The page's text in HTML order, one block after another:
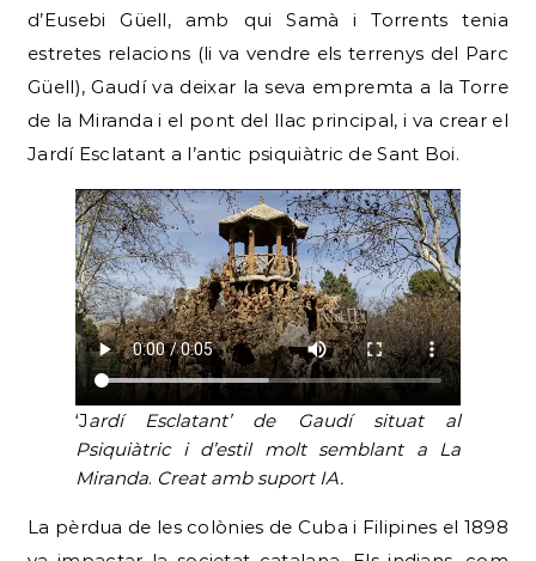
d’Eusebi Güell, amb qui Samà i Torrents tenia
estretes relacions (li va vendre els terrenys del Parc
Güell), Gaudí va deixar la seva empremta a la Torre
de la Miranda i el pont del llac principal, i va crear el
Jardí Esclatant a l’antic psiquiàtric de Sant Boi.
‘Jardí Esclatant’ de Gaudí situat al
Psiquiàtric i d’estil molt semblant a La
Miranda. Creat amb suport IA.
La pèrdua de les colònies de Cuba i Filipines el 1898